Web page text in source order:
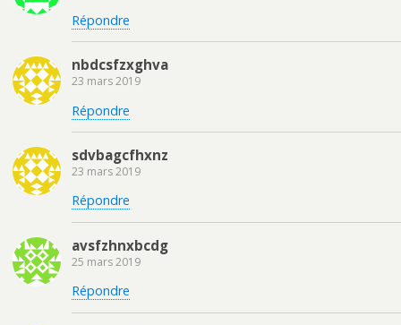
Répondre
nbdcsfzxghva
23 mars 2019
Répondre
sdvbagcfhxnz
23 mars 2019
Répondre
avsfzhnxbcdg
25 mars 2019
Répondre